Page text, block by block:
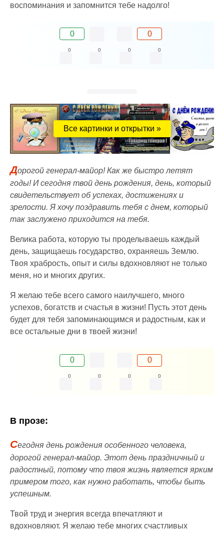
воспоминания и запомнится тебе надолго!
0 0
0 0 0 0
Все картинки и открытки »
Дорогой генерал-майор! Как же быстро летят
годы! И сегодня твой день рождения, день, который
свидетельствует об успехах, достижениях и
зрелости. Я хочу поздравить тебя с днем, который
так заслужено приходится на тебя.
Велика работа, которую ты проделываешь каждый
день, защищаешь государство, охраняешь Землю.
Твоя храбрость, опыт и силы вдохновляют не только
меня, но и многих других.
Я желаю тебе всего самого наилучшего, много
успехов, богатств и счастья в жизни! Пусть этот день
будет для тебя запоминающимся и радостным, как и
все остальные дни в твоей жизни!
0 0
0 0 0 0
В прозе:
Сегодня день рождения особенного человека,
дорогой генерал-майор. Этот день праздничный и
радостный, потому что твоя жизнь является ярким
примером того, как нужно работать, чтобы быть
успешным.
Твой труд и энергия всегда впечатляют и
вдохновляют. Я желаю тебе многих счастливых